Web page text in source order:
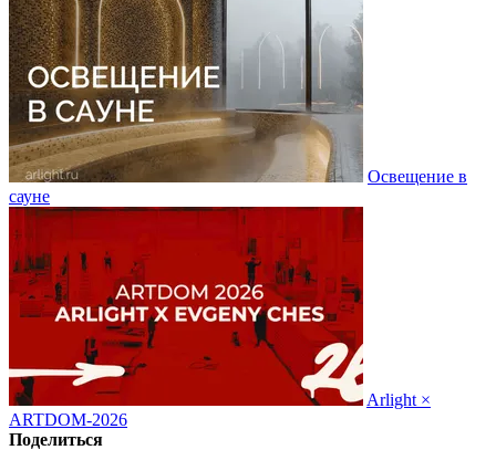
Освещение в
сауне
Arlight ×
ARTDOM-2026
Поделиться